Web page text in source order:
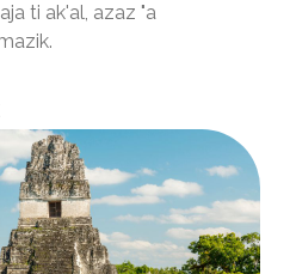
ti ak'al, azaz "a